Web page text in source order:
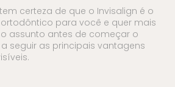
certeza de que o Invisalign é o
para você e quer mais
assunto antes de começar o
seguir as principais vantagens